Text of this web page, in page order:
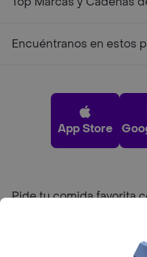
Encuéntranos en estos
App Store
Pide tu comida favorita